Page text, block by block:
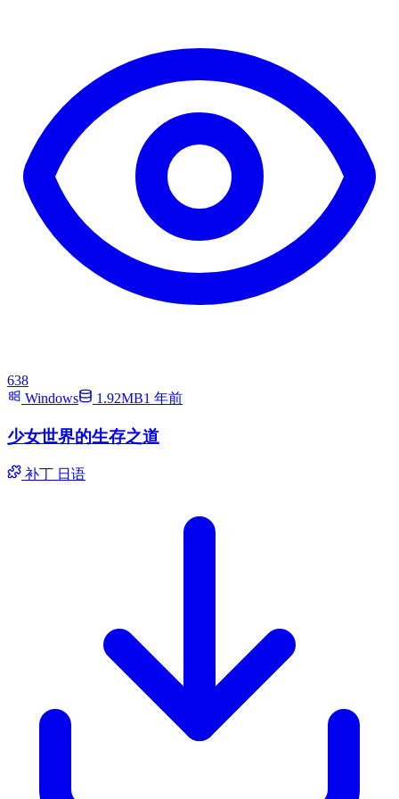
638
Windows
1.92MB1 年前
少女世界的生存之道
补丁 日语